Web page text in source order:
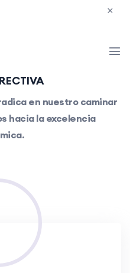
en nuestro caminar
hacia la excelencia